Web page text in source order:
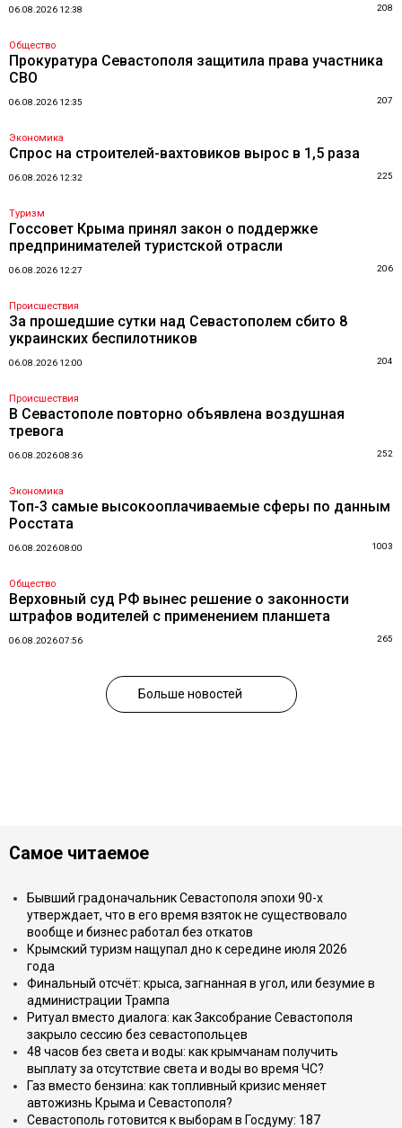
06.08.2026 12:38 208
Общество
Прокуратура Севастополя защитила права участника
СВО
06.08.2026 12:35 207
Экономика
Спрос на строителей-вахтовиков вырос в 1,5 раза
06.08.2026 12:32 225
Туризм
Госсовет Крыма принял закон о поддержке
предпринимателей туристской отрасли
06.08.2026 12:27 206
Происшествия
За прошедшие сутки над Севастополем сбито 8
украинских беспилотников
06.08.2026 12:00 204
Происшествия
В Севастополе повторно объявлена воздушная
тревога
06.08.2026 08:36 252
Экономика
Топ-3 самые высокооплачиваемые сферы по данным
Росстата
06.08.2026 08:00 1003
Общество
Верховный суд РФ вынес решение о законности
штрафов водителей с применением планшета
06.08.2026 07:56 265
Больше новостей
Самое читаемое
Бывший градоначальник Севастополя эпохи 90-х
утверждает, что в его время взяток не существовало
вообще и бизнес работал без откатов
Крымский туризм нащупал дно к середине июля 2026
года
Финальный отсчёт: крыса, загнанная в угол, или безумие в
администрации Трампа
Ритуал вместо диалога: как Заксобрание Севастополя
закрыло сессию без севастопольцев
48 часов без света и воды: как крымчанам получить
выплату за отсутствие света и воды во время ЧС?
Газ вместо бензина: как топливный кризис меняет
автожизнь Крыма и Севастополя?
Севастополь готовится к выборам в Госдуму: 187